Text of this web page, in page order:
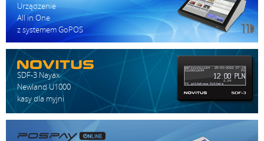
Urządzenie
All in One
z systemem GoPOS
SDF-3 Nayax
Newland U1000
kasy dla myjni